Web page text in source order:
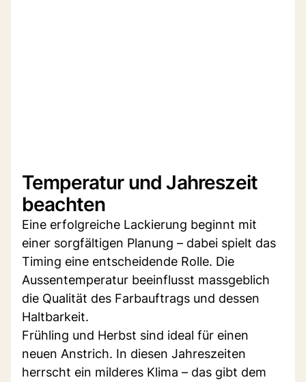
Temperatur und Jahreszeit
beachten
Eine erfolgreiche Lackierung beginnt mit
einer sorgfältigen Planung – dabei spielt das
Timing eine entscheidende Rolle. Die
Aussentemperatur beeinflusst massgeblich
die Qualität des Farbauftrags und dessen
Haltbarkeit.
Frühling und Herbst sind ideal für einen
neuen Anstrich. In diesen Jahreszeiten
herrscht ein milderes Klima – das gibt dem